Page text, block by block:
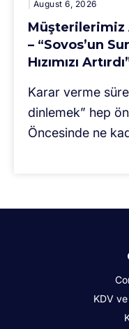
August 6, 2026
Müşterilerimiz
– “Sovos’un
Hızımızı
Karar verme
dinlemek” hep
Öncesinde ne
KDV